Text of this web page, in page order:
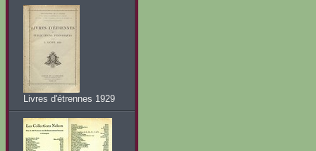
Livres d'étrennes 1929